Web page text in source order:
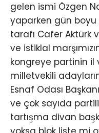
gelen ismi Özgen
yaparken gün boyu
tarafı Cafer Aktürk
ve istiklal
kongreye partinin il
milletvekili
Esnaf Odası
ve çok sayıda
tartışma divan